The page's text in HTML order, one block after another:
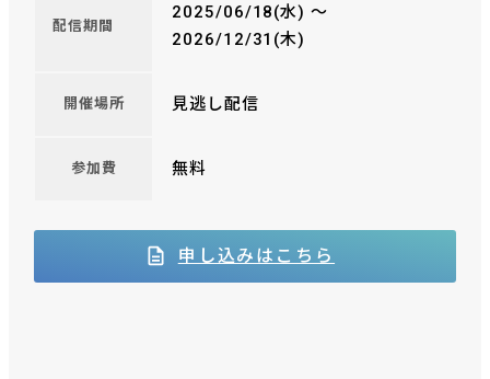
配信期間
2025/06/18(水) 〜
2026/12/31(木)
開催場所 見逃し配信
参加費 無料
申し込みはこちら